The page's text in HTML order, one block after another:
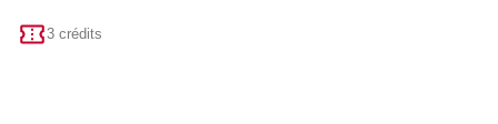
3 crédits